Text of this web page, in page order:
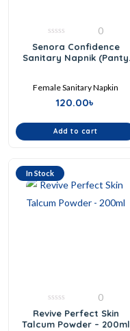
out
of
0
Senora Confidence
Sanitary Napnik (Panty
Female Sanitary Napkin
120.00৳
Add to cart
In Stock
0
out
of
0
Revive Perfect Skin
Talcum Powder – 200ml